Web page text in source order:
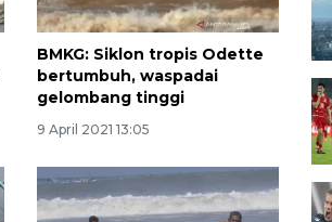
BMKG: Siklon tropis Odette
bertumbuh, waspadai
gelombang tinggi
9 April 2021 13:05